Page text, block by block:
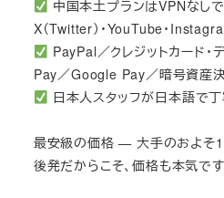
中国本土プランはVPNなし
X（Twitter）・YouTube・
PayPal／クレジットカード・
Pay／Google Pay／暗号資産
日本人スタッフが日本語で丁
最安級の価格 — 大手のおよそ1/
後発だからこそ、価格も本気です